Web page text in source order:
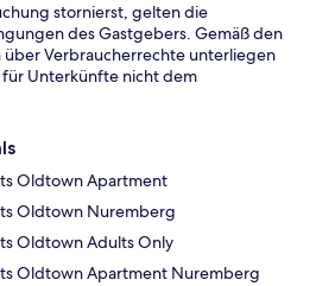
stornierst, gelten die
des Gastgebers. Gemäß den
über Verbraucherrechte unterliegen
für Unterkünfte nicht dem
Oldtown Apartment
Oldtown Nuremberg
Oldtown Adults Only
Oldtown Apartment Nuremberg